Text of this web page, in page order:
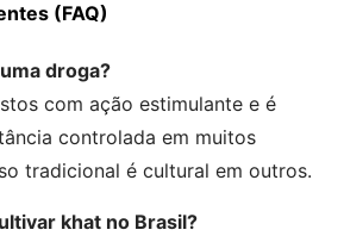
(FAQ)
droga?
com ação estimulante e é
controlada em muitos
tradicional é cultural em outros.
khat no Brasil?